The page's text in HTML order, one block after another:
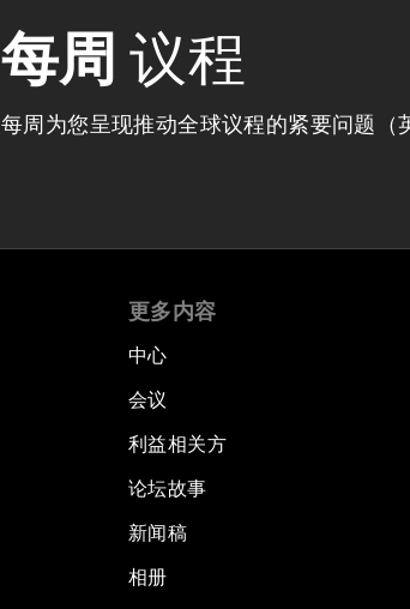
每周 议程
每周为您呈现推动全球议程的紧要问题（
更多内容
中心
会议
利益相关方
论坛故事
新闻稿
相册